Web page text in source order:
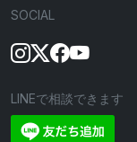
SOCIAL
LINEで相談できます